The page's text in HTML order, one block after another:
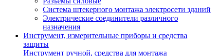
Система штекерного монтажа электросети зданий
Электрические соединители различного
назначения
Инструмент, измерительные приборы и средства
защиты
Инструмент ручной, средства для монтажа